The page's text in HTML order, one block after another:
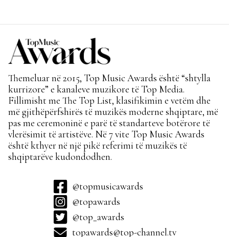
Themeluar në 2015, Top Music Awards është “shtylla
kurrizore” e kanaleve muzikore të Top Media.
Fillimisht me The Top List, klasifikimin e vetëm dhe
më gjithëpërfshirës të muzikës moderne shqiptare, më
pas me ceremoninë e parë të standarteve botërore të
vlerësimit të artistëve. Në 7 vite Top Music Awards
është kthyer në një pikë referimi të muzikës të
shqiptarëve kudondodhen.
@topmusicawards
@topawards
@top_awards
topawards@top-channel.tv